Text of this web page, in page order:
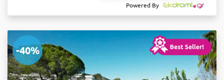
Powered By
-40%